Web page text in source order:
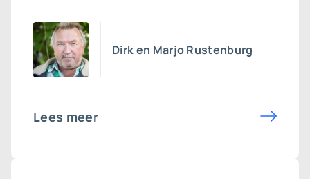
Dirk en Marjo Rustenburg
Lees meer